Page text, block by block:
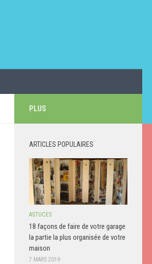
PLUS
ARTICLES POPULAIRES
ASTUCES
18 façons de faire de votre garage
la partie la plus organisée de votre
maison
7 MARS 2019